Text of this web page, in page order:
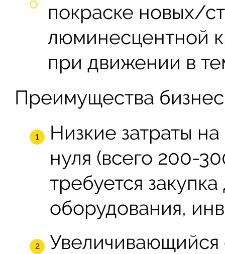
покраске новых/
люминесцентной
при движении в
Преимущества
Низкие затраты
нуля (всего 200-
требуется
оборудования,
Увеличивающийся